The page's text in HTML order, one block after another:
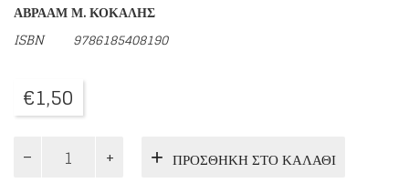
ΑΒΡΑΑΜ Μ. ΚΟΚΑΛΗΣ
ISBN
9786185408190
€1,50
ΤΙΜΙΟΣ
ΠΡΟΣΘΉΚΗ ΣΤΟ ΚΑΛΆΘΙ